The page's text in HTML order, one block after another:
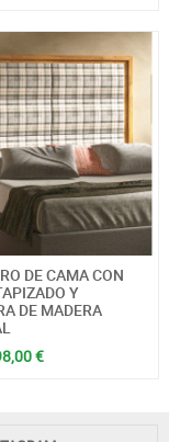
DE CAMA CON
Y
DE MADERA
€